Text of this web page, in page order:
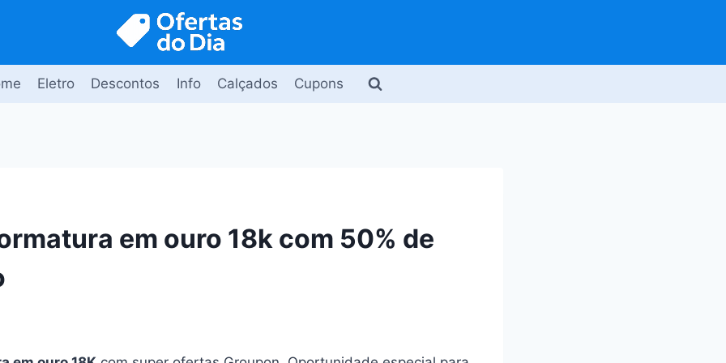
Eletro Descontos Info Calçados Cupons
em ouro 18k com 50% de